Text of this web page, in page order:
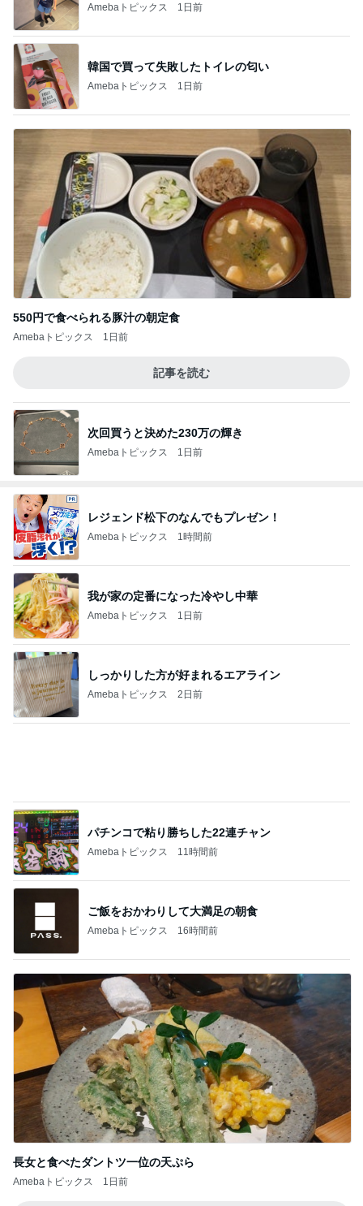
Amebaトピックス 1日前
韓国で買って失敗したトイレの匂い
Amebaトピックス 1日前
550円で食べられる豚汁の朝定食
Amebaトピックス 1日前
記事を読む
次回買うと決めた230万の輝き
Amebaトピックス 1日前
レジェンド松下のなんでもプレゼン！
Amebaトピックス 1時間前
我が家の定番になった冷やし中華
Amebaトピックス 1日前
しっかりした方が好まれるエアライン
Amebaトピックス 2日前
ご飯をおかわりして大満足の朝食
Amebaトピックス 16時間前
長女と食べたダントツ一位の天ぷら
Amebaトピックス 1日前
記事を読む